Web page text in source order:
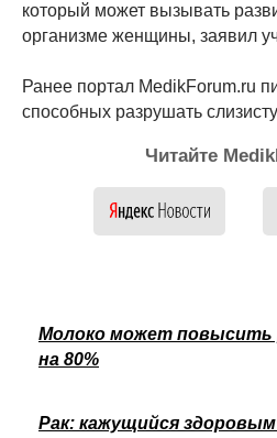
который может вызывать
организме женщины, заявил
Ранее портал MedikForum.ru
способных разрушать
Читайте
Молоко может повысить
на 80%
Рак: кажущийся